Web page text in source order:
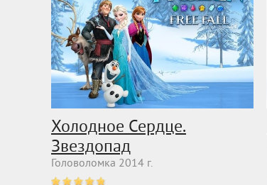
Холодное Сердце.
Звездопад
Головоломка 2014 г.